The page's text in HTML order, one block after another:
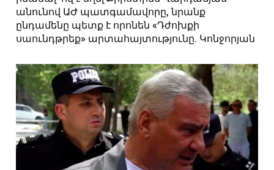
անունով ԱԺ պատգամավորը, նրանք
ընդամենը պետք է որոնեն «Դժոխքի
սաունդթրեք» արտահայտությունը. Կոնջորյան